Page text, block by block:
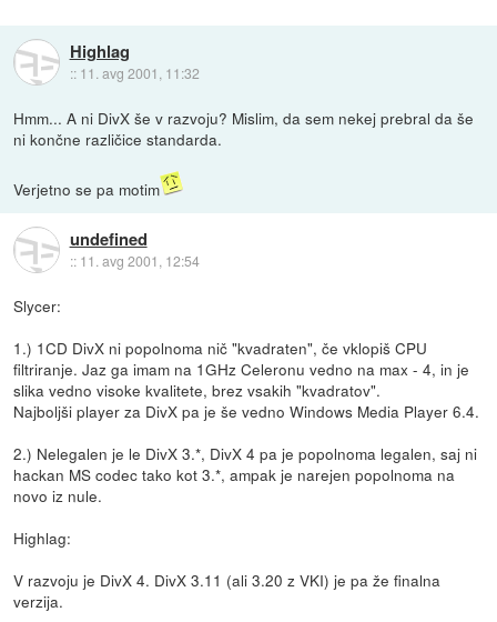
Highlag
:: 11. avg 2001, 11:32
Hmm... A ni DivX še v razvoju? Mislim, da sem nekej prebral da še
ni končne različice standarda.
Verjetno se pa motim
undefined
:: 11. avg 2001, 12:54
Slycer:
1.) 1CD DivX ni popolnoma nič "kvadraten", če vklopiš CPU
filtriranje. Jaz ga imam na 1GHz Celeronu vedno na max - 4, in je
slika vedno visoke kvalitete, brez vsakih "kvadratov".
Najboljši player za DivX pa je še vedno Windows Media Player 6.4.
2.) Nelegalen je le DivX 3.*, DivX 4 pa je popolnoma legalen, saj ni
hackan MS codec tako kot 3.*, ampak je narejen popolnoma na
novo iz nule.
Highlag:
V razvoju je DivX 4. DivX 3.11 (ali 3.20 z VKI) je pa že finalna
verzija.